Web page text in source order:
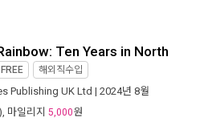
Ten Years in North
FREE 해외직수입
Publishing UK Ltd | 2024년 8월
마일리지 5,000원